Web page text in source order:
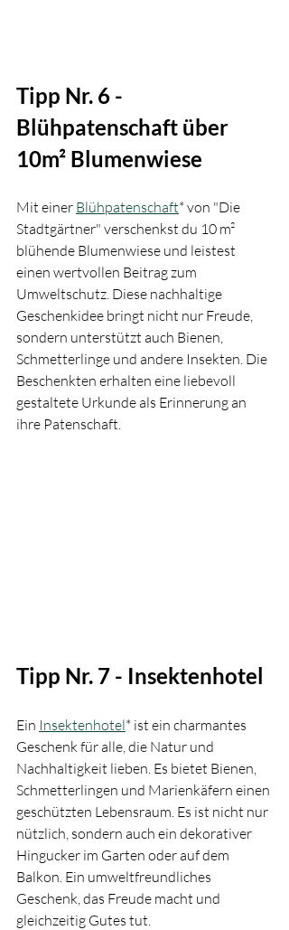
Tipp Nr. 6 -
Blühpatenschaft über
10m² Blumenwiese
Mit einer Blühpatenschaft* von "Die
Stadtgärtner" verschenkst du 10 m²
blühende Blumenwiese und leistest
einen wertvollen Beitrag zum
Umweltschutz. Diese nachhaltige
Geschenkidee bringt nicht nur Freude,
sondern unterstützt auch Bienen,
Schmetterlinge und andere Insekten. Die
Beschenkten erhalten eine liebevoll
gestaltete Urkunde als Erinnerung an
ihre Patenschaft.
Tipp Nr. 7 - Insektenhotel
Ein Insektenhotel* ist ein charmantes
Geschenk für alle, die Natur und
Nachhaltigkeit lieben. Es bietet Bienen,
Schmetterlingen und Marienkäfern einen
geschützten Lebensraum. Es ist nicht nur
nützlich, sondern auch ein dekorativer
Hingucker im Garten oder auf dem
Balkon. Ein umweltfreundliches
Geschenk, das Freude macht und
gleichzeitig Gutes tut.